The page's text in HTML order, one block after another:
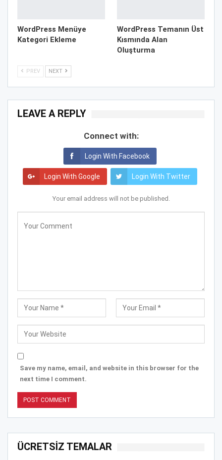
WordPress Menüye
Kategori Ekleme
WordPress Temanın Üst
Kısmında Alan
Oluşturma
PREV NEXT
LEAVE A REPLY
Connect with:
Login With Facebook
Login With Google Login With Twitter
Your email address will not be published.
Save my name, email, and website in this browser for the
next time I comment.
ÜCRETSİZ TEMALAR